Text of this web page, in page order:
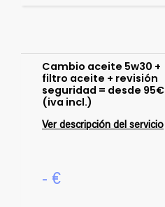
Cambio aceite 5w30 +
filtro aceite + revisión
seguridad = desde 95€
(iva incl.)
Ver descripción del servicio
- €